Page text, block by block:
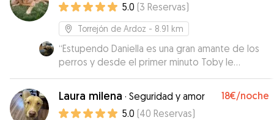
5.0 (3 Reservas)
Torrejón de Ardoz - 8.91 km
“Estupendo Daniella es una gran amante de los
perros y desde el primer minuto Toby le
encanta pasear con ella.”
Laura milena · Seguridad y amor 18€/noche
5.0 (40 Reservas)